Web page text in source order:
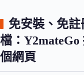
免安裝、免
檔：
個網頁